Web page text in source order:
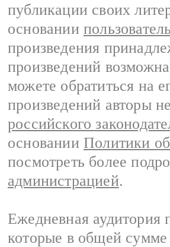
публикации своих
основании
произведения
произведений
можете обратиться на
произведений авторы
российского
основании Политики
посмотреть более
администрацией.
Ежедневная аудитория
которые в общей